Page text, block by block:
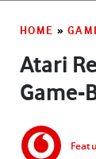
HOME »
Atari
Game-